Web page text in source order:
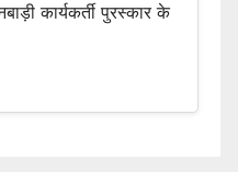
कार्यकर्ती पुरस्कार के